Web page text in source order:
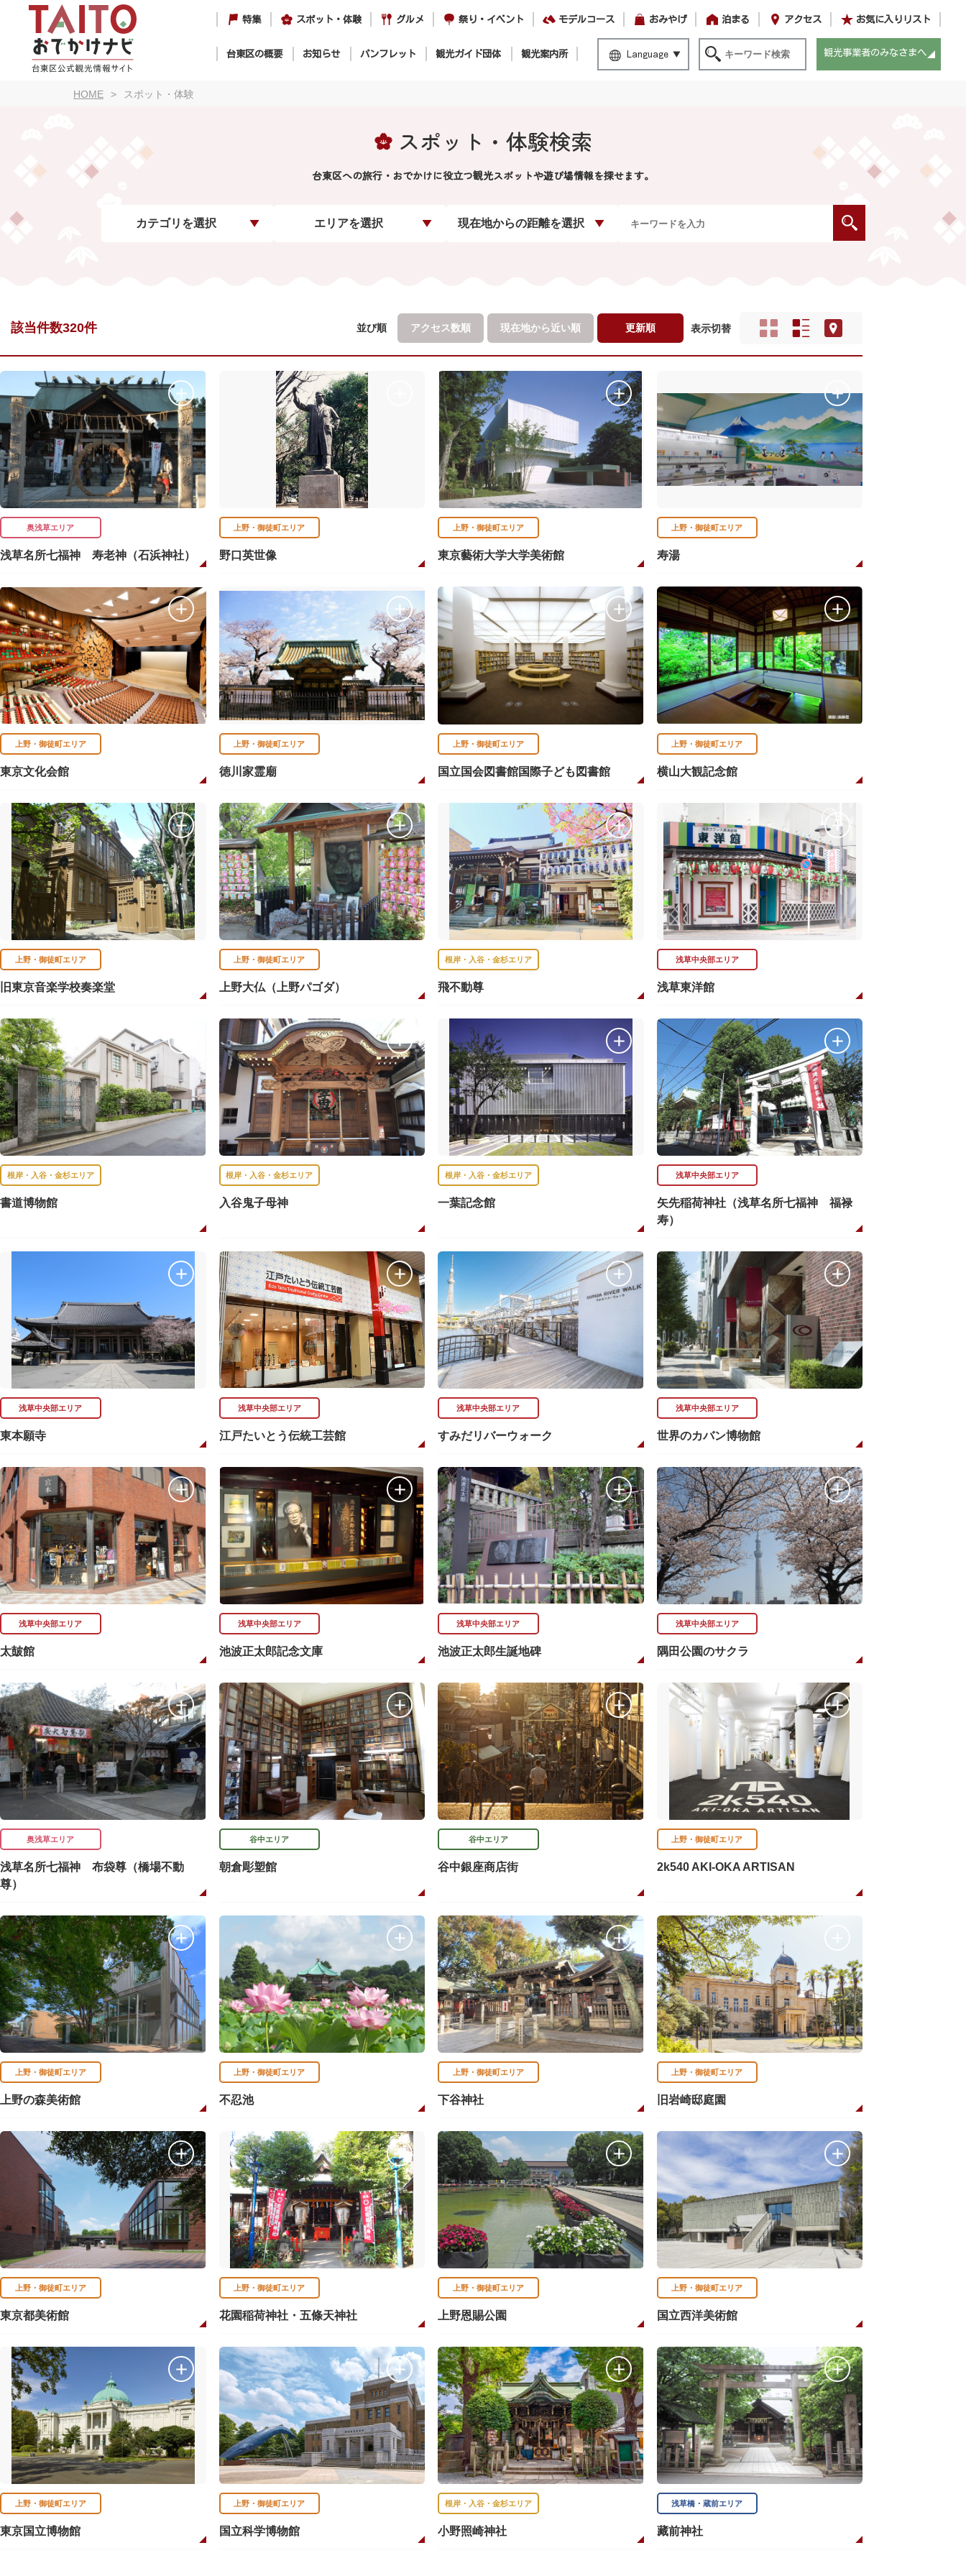
特集 スポット・体験 グルメ 祭り・イベント モデルコース おみやげ 泊まる アクセス お気に入りリスト
台東区の概要 お知らせ パンフレット 観光ガイド団体 観光案内所 Language 観光事業者のみなさまへ
HOME スポット・体験
スポット・体験検索
台東区への旅行・おでかけに役立つ観光スポットや遊び場情報を探せます。
カテゴリを選択 エリアを選択 現在地からの距離を選択
該当件数320件 並び順 アクセス数順 現在地から近い順 更新順 表示切替
奥浅草エリア
浅草名所七福神 寿老神（石浜神社）
上野・御徒町エリア
野口英世像
上野・御徒町エリア
東京藝術大学大学美術館
上野・御徒町エリア
寿湯
上野・御徒町エリア
東京文化会館
上野・御徒町エリア
徳川家霊廟
上野・御徒町エリア
国立国会図書館国際子ども図書館
上野・御徒町エリア
横山大観記念館
上野・御徒町エリア
旧東京音楽学校奏楽堂
上野・御徒町エリア
上野大仏（上野パゴダ）
根岸・入谷・金杉エリア
飛不動尊
浅草中央部エリア
浅草東洋館
根岸・入谷・金杉エリア
書道博物館
根岸・入谷・金杉エリア
入谷鬼子母神
根岸・入谷・金杉エリア
一葉記念館
浅草中央部エリア
矢先稲荷神社（浅草名所七福神 福禄
寿）
浅草中央部エリア
東本願寺
浅草中央部エリア
江戸たいとう伝統工芸館
浅草中央部エリア
すみだリバーウォーク
浅草中央部エリア
世界のカバン博物館
浅草中央部エリア
太皷館
浅草中央部エリア
池波正太郎記念文庫
浅草中央部エリア
池波正太郎生誕地碑
浅草中央部エリア
隅田公園のサクラ
奥浅草エリア
浅草名所七福神 布袋尊（橋場不動
尊）
谷中エリア
朝倉彫塑館
谷中エリア
谷中銀座商店街
上野・御徒町エリア
2k540 AKI-OKA ARTISAN
上野・御徒町エリア
上野の森美術館
上野・御徒町エリア
不忍池
上野・御徒町エリア
下谷神社
上野・御徒町エリア
旧岩崎邸庭園
上野・御徒町エリア
東京都美術館
上野・御徒町エリア
花園稲荷神社・五條天神社
上野・御徒町エリア
上野恩賜公園
上野・御徒町エリア
国立西洋美術館
上野・御徒町エリア
東京国立博物館
上野・御徒町エリア
国立科学博物館
根岸・入谷・金杉エリア
小野照崎神社
浅草橋・蔵前エリア
藏前神社